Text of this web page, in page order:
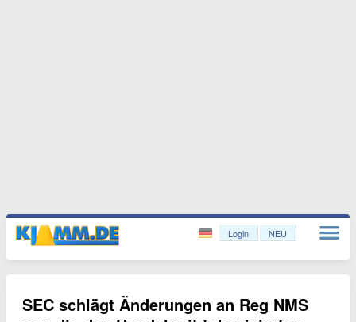
Login NEU
SEC schlägt Änderungen an Reg NMS